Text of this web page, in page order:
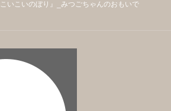
いこいのぼり』_みつごちゃんのおもいで